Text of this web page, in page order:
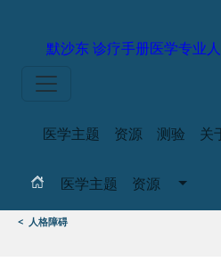
默沙东 诊疗手册医学专业
医学主题 资源 测验 关
医学主题 资源
< 人格障碍